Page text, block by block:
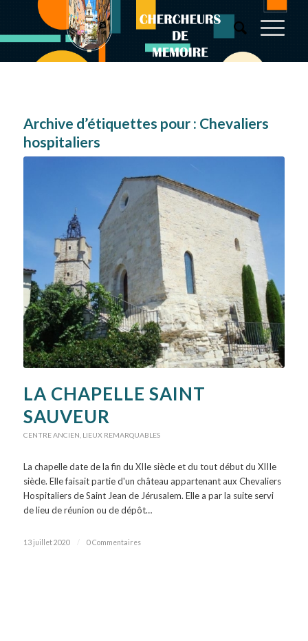
Archive d’étiquettes pour : Chevaliers
hospitaliers
LA CHAPELLE SAINT
SAUVEUR
CENTRE ANCIEN LIEUX REMARQUABLES
La chapelle date de la fin du XIIe siècle et du tout début du XIIIe
siècle. Elle faisait partie d'un château appartenant aux Chevaliers
Hospitaliers de Saint Jean de Jérusalem. Elle a par la suite servi
de lieu de réunion ou de dépôt…
13 juillet 2020 / 0 Commentaires